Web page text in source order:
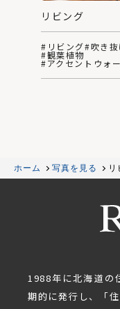
リビング
#リビング#吹き抜
#観葉植物
#アクセントウォ
ホーム 写真を見る リ
1988年に北海道の
期的に発行し、「